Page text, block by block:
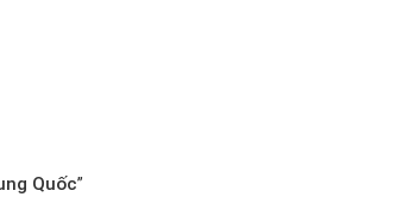
Quốc”